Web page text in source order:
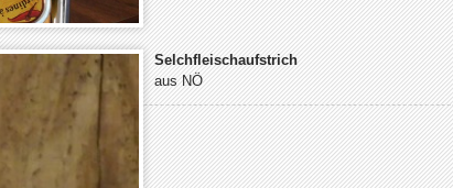
Selchfleischaufstrich
aus NÖ